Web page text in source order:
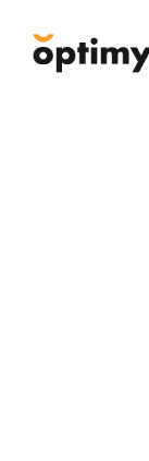
main